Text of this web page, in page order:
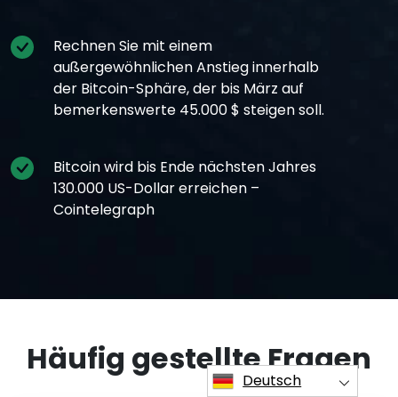
Rechnen Sie mit einem
außergewöhnlichen Anstieg innerhalb
der Bitcoin-Sphäre, der bis März auf
bemerkenswerte 45.000 $ steigen soll.
Bitcoin wird bis Ende nächsten Jahres
130.000 US-Dollar erreichen –
Cointelegraph
Häufig gestellte Fragen
Deutsch